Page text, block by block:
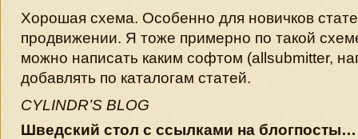
Хорошая схема. Особенно для новичков
продвижении. Я тоже примерно по такой
можно написать каким софтом (allsubmitter,
добавлять по каталогам статей.
CYLINDR’S BLOG
Шведский стол с ссылками на блогпосты…